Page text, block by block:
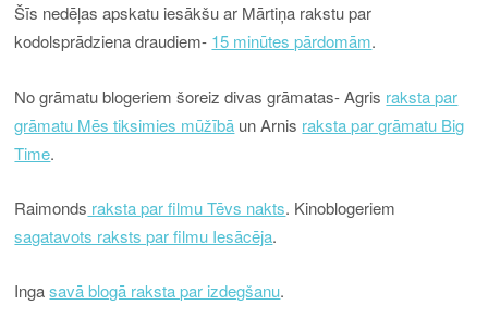
Šīs nedēļas apskatu iesākšu ar Mārtiņa rakstu par
kodolsprādziena draudiem- 15 minūtes pārdomām.
No grāmatu blogeriem šoreiz divas grāmatas- Agris raksta par
grāmatu Mēs tiksimies mūžībā un Arnis raksta par grāmatu Big
Time.
Raimonds raksta par filmu Tēvs nakts. Kinoblogeriem
sagatavots raksts par filmu Iesācēja.
Ingasavā blogā raksta par izdegšanu.